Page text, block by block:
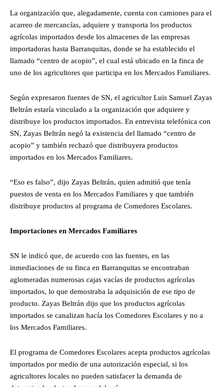
La organización que, alegadamente, cuenta con camiones para el
acarreo de mercancías, adquiere y transporta los productos
agrícolas importados desde los almacenes de las empresas
importadoras hasta Barranquitas, donde se ha establecido el
llamado “centro de acopio”, el cual está ubicado en la finca de
uno de los agricultores que participa en los Mercados Familiares.
Según expresaron fuentes de SN, el agricultor Luis Samuel Zayas
Beltrán estaría vinculado a la organización que adquiere y
distribuye los productos importados. En entrevista telefónica con
SN, Zayas Beltrán negó la existencia del llamado “centro de
acopio” y también rechazó que distribuyera productos
importados en los Mercados Familiares.
“Eso es falso”, dijo Zayas Beltrán, quien admitió que tenía
puestos de venta en los Mercados Familiares y que también
distribuye productos al programa de Comedores Escolares.
Importaciones en Mercados Familiares
SN le indicó que, de acuerdo con las fuentes, en las
inmediaciones de su finca en Barranquitas se encontraban
aglomeradas numerosas cajas vacías de productos agrícolas
importados, lo que demostraba la adquisición de ese tipo de
producto. Zayas Beltrán dijo que los productos agrícolas
importados se canalizan hacía los Comedores Escolares y no a
los Mercados Familiares.
El programa de Comedores Escolares acepta productos agrícolas
importados por medio de una autorización especial, si los
agricultores locales no pueden satisfacer la demanda de